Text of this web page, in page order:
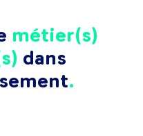
métier(s)
dans